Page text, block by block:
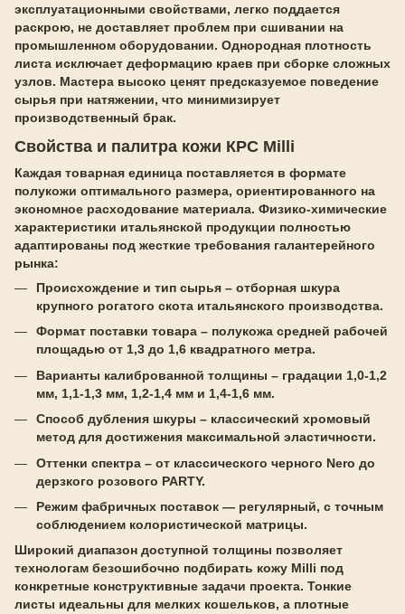
эксплуатационными свойствами, легко поддается
раскрою, не доставляет проблем при сшивании на
промышленном оборудовании. Однородная плотность
листа исключает деформацию краев при сборке сложных
узлов. Мастера высоко ценят предсказуемое поведение
сырья при натяжении, что минимизирует
производственный брак.
Свойства и палитра кожи КРС Milli
Каждая товарная единица поставляется в формате
полукожи оптимального размера, ориентированного на
экономное расходование материала. Физико-химические
характеристики итальянской продукции полностью
адаптированы под жесткие требования галантерейного
рынка:
Происхождение и тип сырья – отборная шкура
крупного рогатого скота итальянского производства.
Формат поставки товара – полукожа средней рабочей
площадью от 1,3 до 1,6 квадратного метра.
Варианты калиброванной толщины – градации 1,0-1,2
мм, 1,1-1,3 мм, 1,2-1,4 мм и 1,4-1,6 мм.
Способ дубления шкуры – классический хромовый
метод для достижения максимальной эластичности.
Оттенки спектра – от классического черного Nero до
дерзкого розового PARTY.
Режим фабричных поставок — регулярный, с точным
соблюдением колористической матрицы.
Широкий диапазон доступной толщины позволяет
технологам безошибочно подбирать кожу Milli под
конкретные конструктивные задачи проекта. Тонкие
листы идеальны для мелких кошельков, а плотные